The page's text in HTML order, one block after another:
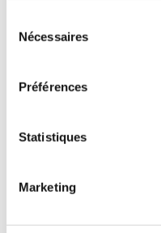
Nécessaires
Préférences
Statistiques
Marketing
j'accepte les Conditions
GARANTIE